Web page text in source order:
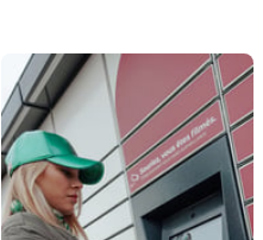
Nouveau
Livraison
en
Locker
Mondial
Relay